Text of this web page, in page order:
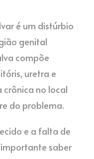
é um distúrbio
genital
compõe
uretra e
crônica no local
do problema.
e a falta de
saber